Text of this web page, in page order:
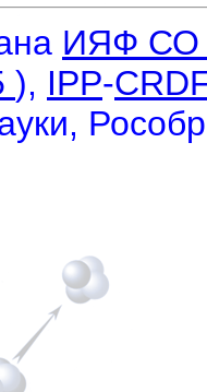
ИЯФ СО
), IPP-